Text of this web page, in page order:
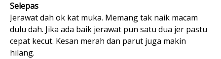
Selepas
Jerawat dah ok kat muka. Memang tak naik macam
dulu dah. Jika ada baik jerawat pun satu dua jer pastu
cepat kecut. Kesan merah dan parut juga makin
hilang.